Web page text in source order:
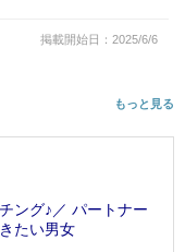
掲載開始日：2025/6/6
もっと見る
ング♪／ パートナー
たい男女